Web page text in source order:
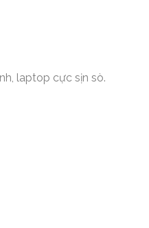
laptop cực sịn sò.